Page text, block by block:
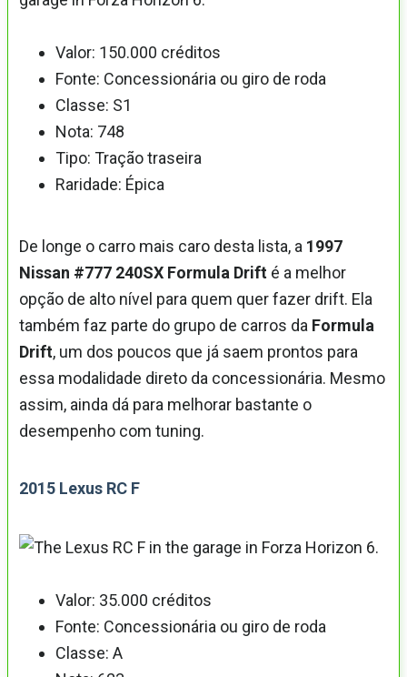
Valor: 150.000 créditos
Fonte: Concessionária ou giro de roda
Classe: S1
Nota: 748
Tipo: Tração traseira
Raridade: Épica
De longe o carro mais caro desta lista, a 1997
Nissan #777 240SX Formula Drift é a melhor
opção de alto nível para quem quer fazer drift. Ela
também faz parte do grupo de carros da Formula
Drift, um dos poucos que já saem prontos para
essa modalidade direto da concessionária. Mesmo
assim, ainda dá para melhorar bastante o
desempenho com tuning.
2015 Lexus RC F
Valor: 35.000 créditos
Fonte: Concessionária ou giro de roda
Classe: A